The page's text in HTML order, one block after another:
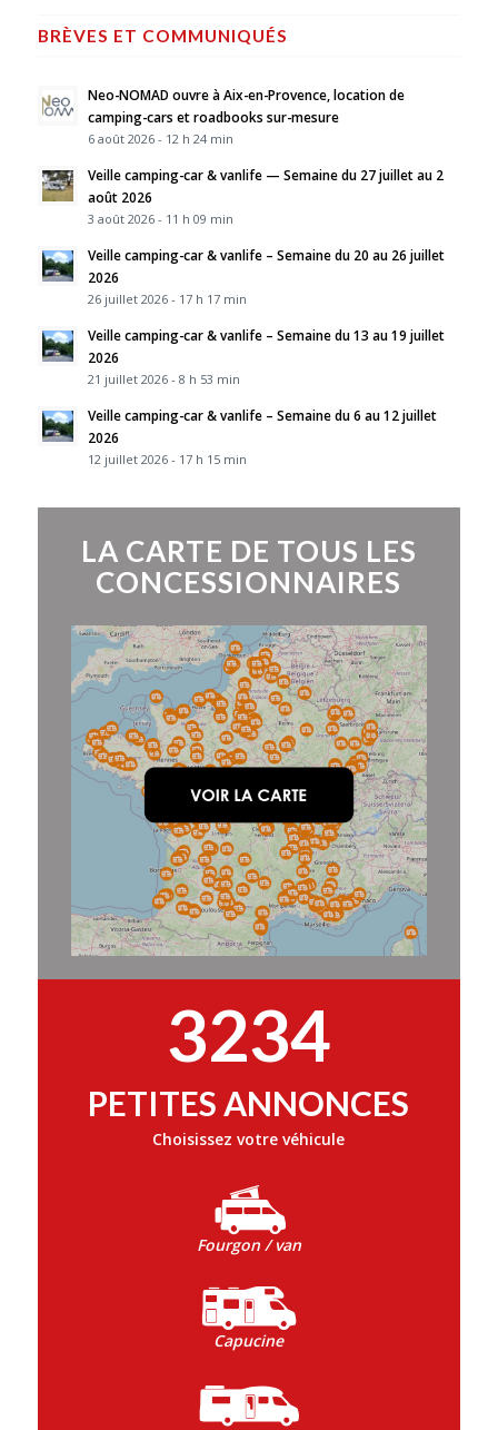
BRÈVES ET COMMUNIQUÉS
Neo-NOMAD ouvre à Aix-en-Provence, location de
camping-cars et roadbooks sur-mesure
6 août 2026 - 12 h 24 min
Veille camping-car & vanlife — Semaine du 27 juillet au 2
août 2026
3 août 2026 - 11 h 09 min
Veille camping-car & vanlife – Semaine du 20 au 26 juillet
2026
26 juillet 2026 - 17 h 17 min
Veille camping-car & vanlife – Semaine du 13 au 19 juillet
2026
21 juillet 2026 - 8 h 53 min
Veille camping-car & vanlife – Semaine du 6 au 12 juillet
2026
12 juillet 2026 - 17 h 15 min
LA CARTE DE TOUS LES
CONCESSIONNAIRES
3234
PETITES ANNONCES
Choisissez votre véhicule
Fourgon / van
Capucine